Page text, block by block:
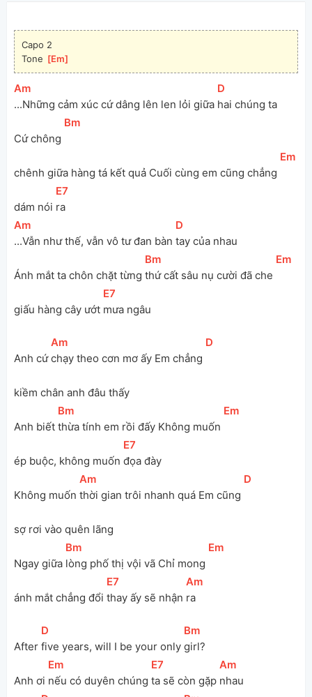
Capo 2
Tone [Em
[
Am
...Những cảm xúc cứ dâng lên len lỏi giữa
[D
hai chúng ta
Cứ chông
[Bm
chênh giữa hàng tá kết quả Cuối cùng em cũng chẳng
[Em
dám nói
[E7
ra
[
Am
...Vẫn như thế, vẫn vô tư đan bàn
[D
tay của nhau
Ánh mắt ta chôn chặt từng
[Bm
thứ cất sâu nụ cười đã che
[Em
giấu hàng cây ướt
[E7
mưa ngâu
Anh cứ
[
Am
chạy theo cơn mơ ấy Em chẳng
[D
kiềm chân anh đâu thấy
Anh biết
[Bm
thừa tính em rồi đấy Không muốn
[Em
ép buộc, không muốn
[E7
đọa đày
Không muốn
[
Am
thời gian trôi nhanh quá Em cũng
[D
sợ rơi vào quên lãng
Ngay giữa
[Bm
lòng phố thị vội vã Chỉ mong
[Em
ánh mắt chẳng đổi
[E7
thay ấy sẽ nhận
[
Am
ra
After
[D
five years, will I be your only
[Bm
girl?
Anh ơi
[Em
nếu có duyên chúng
[E7
ta sẽ còn gặp
[
Am
nhau